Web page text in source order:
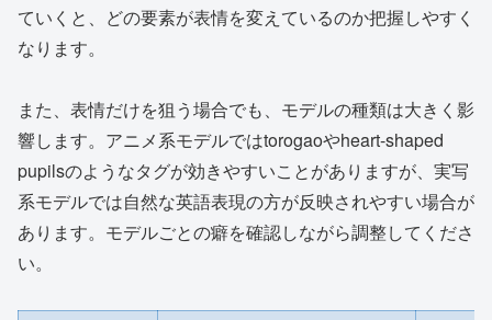
ていくと、どの要素が表情を変えているのか把握しやすく
なります。
また、表情だけを狙う場合でも、モデルの種類は大きく影
響します。アニメ系モデルではtorogaoやheart-shaped
pupilsのようなタグが効きやすいことがありますが、実写
系モデルでは自然な英語表現の方が反映されやすい場合が
あります。モデルごとの癖を確認しながら調整してくださ
い。